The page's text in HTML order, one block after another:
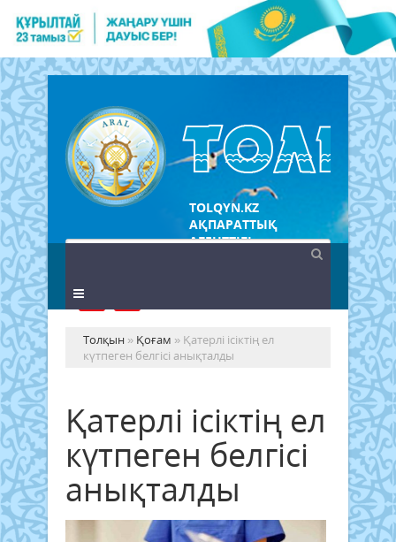
TOLQYN.KZ
АҚПАРАТТЫҚ
АГЕНТТІГІ
Толқын » Қоғам » Қатерлі ісіктің ел
күтпеген белгісі анықталды
Қатерлі ісіктің ел
күтпеген белгісі
анықталды